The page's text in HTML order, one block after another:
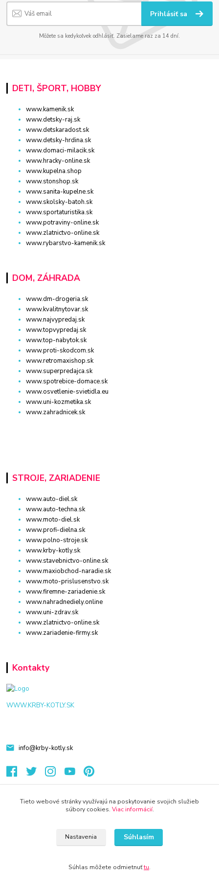
Prihlásiť sa
Môžete sa kedykoľvek odhlásiť. Zasielame raz za 14 dní.
DETI, ŠPORT, HOBBY
www.kamenik.sk
www.detsky-raj.sk
www.detskaradost.sk
www.detsky-hrdina.sk
www.domaci-milacik.sk
www.hracky-online.sk
www.kupelna.shop
www.stonshop.sk
www.sanita-kupelne.sk
www.skolsky-batoh.sk
www.sportaturistika.sk
www.potraviny-online.sk
www.zlatnictvo-online.sk
www.rybarstvo-kamenik.sk
DOM, ZÁHRADA
www.dm-drogeria.sk
www.kvalitnytovar.sk
www.najvypredaj.sk
www.topvypredaj.sk
www.top-nabytok.sk
www.proti-skodcom.sk
www.retromaxishop.sk
www.superpredajca.sk
www.spotrebice-domace.sk
www.osvetlenie-svietidla.eu
www.uni-kozmetika.sk
www.zahradnicek.sk
STROJE, ZARIADENIE
www.auto-diel.sk
www.auto-techna.sk
www.moto-diel.sk
www.profi-dielna.sk
www.polno-stroje.sk
www.krby-kotly.sk
www.stavebnictvo-online.sk
www.maxiobchod-naradie.sk
www.moto-prislusenstvo.sk
www.firemne-zariadenie.sk
www.nahradnediely.online
www.uni-zdrav.sk
www.zlatnictvo-online.sk
www.zariadenie-firmy.sk
Kontakty
WWW.KRBY-KOTLY.SK
info@krby-kotly.sk
Eshop-rychlo.sk
Tieto webové stránky využívajú na poskytovanie svojich služieb
súbory cookies. Viac informácií.
Nastavenia Súhlasím
Súhlas môžete odmietnuťtu.